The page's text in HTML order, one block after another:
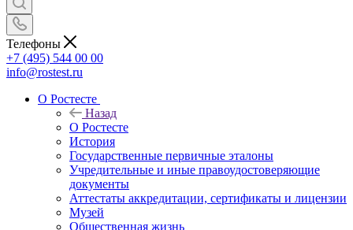
Телефоны
+7 (495) 544 00 00
info@rostest.ru
О Ростесте
Назад
О Ростесте
История
Государственные первичные эталоны
Учредительные и иные правоудостоверяющие
документы
Аттестаты аккредитации, сертификаты и лицензии
Музей
Общественная жизнь